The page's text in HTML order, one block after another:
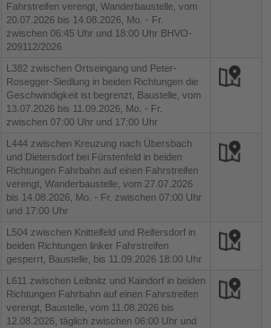
Fahrstreifen verengt, Wanderbaustelle, vom
20.07.2026 bis 14.08.2026, Mo. - Fr.
zwischen 06:45 Uhr und 18:00 Uhr BHVO-
209112/2026
L382 zwischen Ortseingang und Peter-
Rosegger-Siedlung in beiden Richtungen die
Geschwindigkeit ist begrenzt, Baustelle, vom
13.07.2026 bis 11.09.2026, Mo. - Fr.
zwischen 07:00 Uhr und 17:00 Uhr
L444 zwischen Kreuzung nach Übersbach
und Dietersdorf bei Fürstenfeld in beiden
Richtungen Fahrbahn auf einen Fahrstreifen
verengt, Wanderbaustelle, vom 27.07.2026
bis 14.08.2026, Mo. - Fr. zwischen 07:00 Uhr
und 17:00 Uhr
L504 zwischen Knittelfeld und Reifersdorf in
beiden Richtungen linker Fahrstreifen
gesperrt, Baustelle, bis 11.09.2026 18:00 Uhr
L611 zwischen Leibnitz und Kaindorf in beiden
Richtungen Fahrbahn auf einen Fahrstreifen
verengt, Baustelle, vom 11.08.2026 bis
12.08.2026, täglich zwischen 06:00 Uhr und